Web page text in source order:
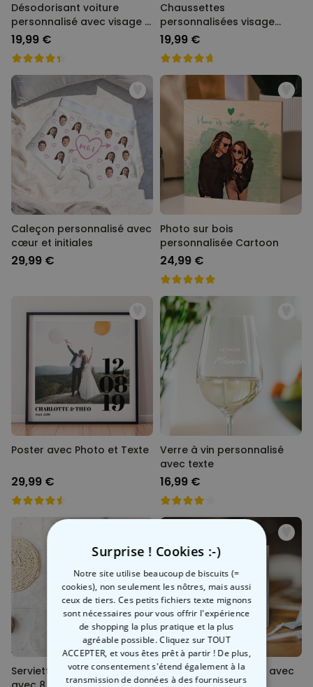
Désodorisant voiture
personnalisé avec visage -
Lot de 2
19,99 €
Chaussettes
personnalisées visage
différents motifs
19,99 €
Caleçon personnalisé avec
cœur et initiales
29,99 €
Photo sur bois
personnalisée Cartoon
24,99 €
Poster avec Photo et Texte
29,99 €
Verre à vin personnalisé
avec texte
16,99 €
Serviette personnalisée
Tasse personnalisée avec
Surprise ! Cookies :-)
Notre site utilise beaucoup de biscuits (=
cookies), non seulement les nôtres, mais aussi
ceux de tiers. Ces petits fichiers texte mignons
sont nécessaires pour vous offrir l'expérience
de shopping la plus pratique et la plus
agréable possible. Cliquez sur TOUT
ACCEPTER, et vous êtes prêt à partir ! De plus,
votre consentement s'étend également à la
transmission de données à des fournisseurs